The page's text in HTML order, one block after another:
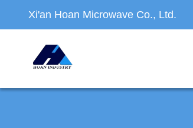
Xi'an Hoan Microwave Co., Ltd.